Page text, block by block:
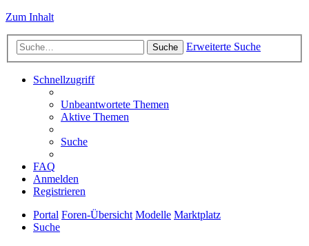
Zum Inhalt
Suche Erweiterte Suche
Schnellzugriff
Unbeantwortete Themen
Aktive Themen
Suche
FAQ
Anmelden
Registrieren
Portal Foren-Übersicht Modelle Marktplatz
Suche